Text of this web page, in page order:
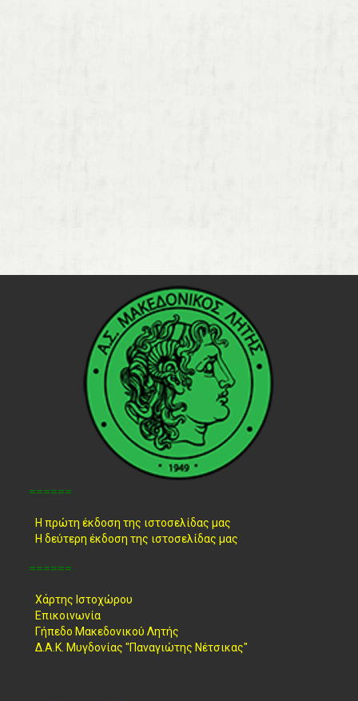
======
Η πρώτη έκδοση της ιστοσελίδας μας
Η δεύτερη έκδοση της ιστοσελίδας μας
======
Χάρτης Ιστοχώρου
Επικοινωνία
Γήπεδο Μακεδονικού Λητής
Δ.Α.Κ. Μυγδονίας "Παναγιώτης Νέτσικας"